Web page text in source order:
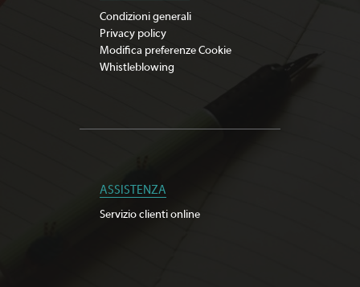
Condizioni generali
Privacy policy
Modifica preferenze Cookie
Whistleblowing
ASSISTENZA
Servizio clienti online